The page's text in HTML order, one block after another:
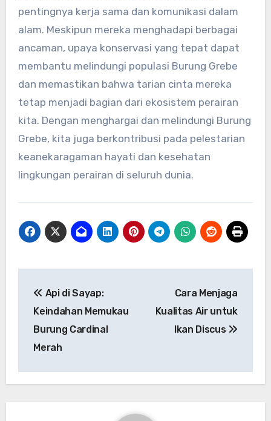
pentingnya kerja sama dan komunikasi dalam
alam. Meskipun mereka menghadapi berbagai
ancaman, upaya konservasi yang tepat dapat
membantu melindungi populasi Burung Grebe
dan memastikan bahwa tarian cinta mereka
tetap menjadi bagian dari ekosistem perairan
kita. Dengan menghargai dan melindungi Burung
Grebe, kita juga berkontribusi pada pelestarian
keanekaragaman hayati dan kesehatan
lingkungan perairan di seluruh dunia.
pos
Api di Sayap:
Keindahan Memukau
Burung Cardinal
Merah
Cara Menjaga
Kualitas Air untuk
Ikan Discus